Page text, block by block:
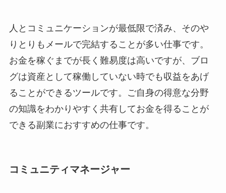
人とコミュニケーションが最低限で済み、そのや
りとりもメールで完結することが多い仕事です。
お金を稼ぐまでが長く難易度は高いですが、ブロ
グは資産として稼働していない時でも収益をあげ
ることができるツールです。ご自身の得意な分野
の知識をわかりやすく共有してお金を得ることが
できる副業におすすめの仕事です。
コミュニティマネージャー